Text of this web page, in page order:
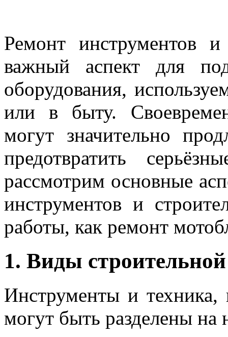
Ремонт инструментов
важный аспект для
оборудования,
или в быту.
могут значительно
предотвратить
рассмотрим основные
инструментов и
работы, как ремонт
1. Виды
Инструменты и техника,
могут быть разделены на